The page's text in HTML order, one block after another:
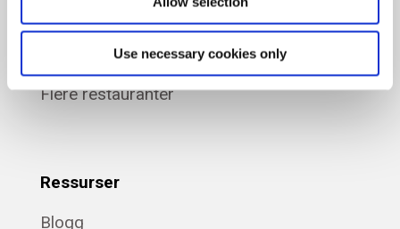
Use necessary cookies only
Fine Dining
En enkelt restaurant
Flere restauranter
Ressurser
Blogg